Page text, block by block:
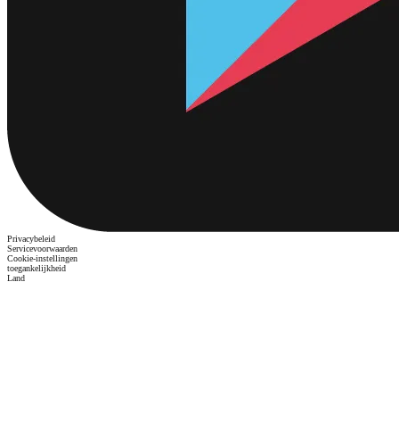
Privacybeleid
Servicevoorwaarden
Cookie-instellingen
toegankelijkheid
Land